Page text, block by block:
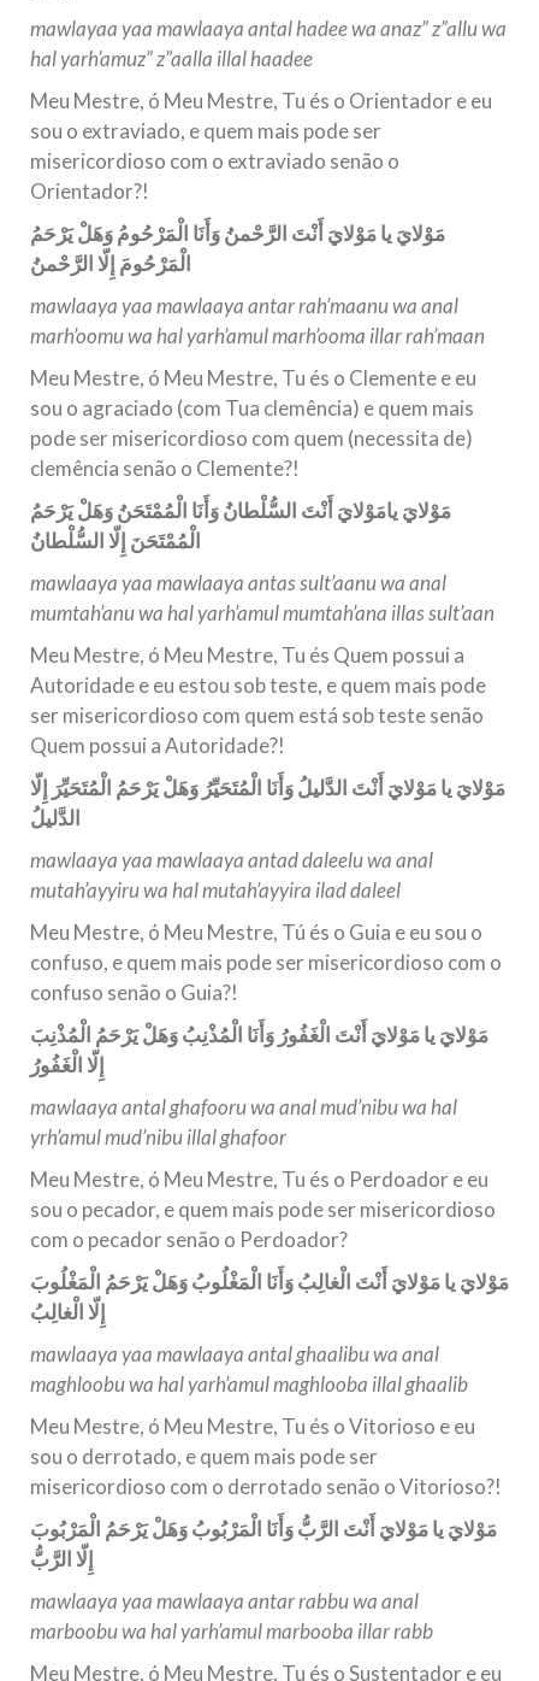
mawlayaa yaa mawlaaya antal hadee wa anaz” z”allu wa
hal yarh’amuz” z”aalla illal haadee
Meu Mestre, ó Meu Mestre, Tu és o Orientador e eu
sou o extraviado, e quem mais pode ser
misericordioso com o extraviado senão o
Orientador?!
مَوْلايَ يا مَوْلايَ أَنْتَ الرَّحْمنُ وَأَنَا الْمَرْحُومُ وَهَلْ يَرْحَمُ
الْمَرْحُومَ إِلّا الرَّحْمنُ
mawlaaya yaa mawlaaya antar rah’maanu wa anal
marh’oomu wa hal yarh’amul marh’ooma illar rah’maan
Meu Mestre, ó Meu Mestre, Tu és o Clemente e eu
sou o agraciado (com Tua clemência) e quem mais
pode ser misericordioso com quem (necessita de)
clemência senão o Clemente?!
مَوْلايَ يامَوْلايَ أَنْتَ السُّلْطانُ وَأَنَا الْمُمْتَحَنُ وَهَلْ يَرْحَمُ
الْمُمْتَحَنَ إِلّا السُّلْطانُ
mawlaaya yaa mawlaaya antas sult’aanu wa anal
mumtah’anu wa hal yarh’amul mumtah’ana illas sult’aan
Meu Mestre, ó Meu Mestre, Tu és Quem possui a
Autoridade e eu estou sob teste, e quem mais pode
ser misericordioso com quem está sob teste senão
Quem possui a Autoridade?!
مَوْلايَ يا مَوْلايَ أَنْتَ الدَّليلُ وَأَنَا الْمُتَحَيِّرُ وَهَلْ يَرْحَمُ الْمُتَحَيِّرَ إِلّا
الدَّليلُ
mawlaaya yaa mawlaaya antad daleelu wa anal
mutah’ayyiru wa hal mutah’ayyira ilad daleel
Meu Mestre, ó Meu Mestre, Tú és o Guia e eu sou o
confuso, e quem mais pode ser misericordioso com o
confuso senão o Guia?!
مَوْلايَ يا مَوْلايَ أَنْتَ الْغَفُورُ وَأَنَا الْمُذْنِبُ وَهَلْ يَرْحَمُ الْمُذْنِبَ
إِلّا الْغَفُورُ
mawlaaya antal ghafooru wa anal mud’nibu wa hal
yrh’amul mud’nibu illal ghafoor
Meu Mestre, ó Meu Mestre, Tu és o Perdoador e eu
sou o pecador, e quem mais pode ser misericordioso
com o pecador senão o Perdoador?
مَوْلايَ يا مَوْلايَ أَنْتَ الْغالِبُ وَأَنَا الْمَغْلُوبُ وَهَلْ يَرْحَمُ الْمَغْلُوبَ
إِلّا الْغالِبُ
mawlaaya yaa mawlaaya antal ghaalibu wa anal
maghloobu wa hal yarh’amul maghlooba illal ghaalib
Meu Mestre, ó Meu Mestre, Tu és o Vitorioso e eu
sou o derrotado, e quem mais pode ser
misericordioso com o derrotado senão o Vitorioso?!
مَوْلايَ يا مَوْلايَ أَنْتَ الرَّبُّ وَأَنَا الْمَرْبُوبُ وَهَلْ يَرْحَمُ الْمَرْبُوبَ
إِلّا الرَّبُّ
mawlaaya yaa mawlaaya antar rabbu wa anal
marboobu wa hal yarh’amul marbooba illar rabb
Meu Mestre, ó Meu Mestre, Tu és o Sustentador e eu